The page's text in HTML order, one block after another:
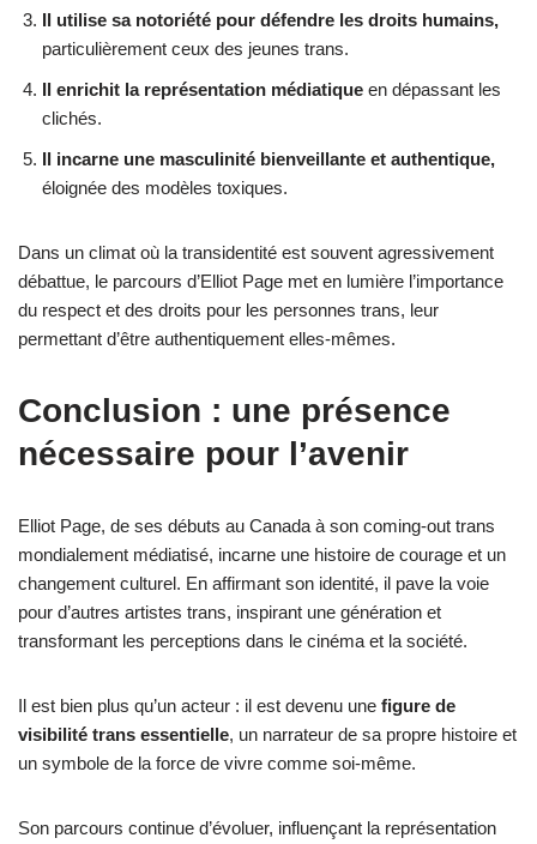
Il utilise sa notoriété pour défendre les droits humains,
particulièrement ceux des jeunes trans.
Il enrichit la représentation médiatique en dépassant les
clichés.
Il incarne une masculinité bienveillante et authentique,
éloignée des modèles toxiques.
Dans un climat où la transidentité est souvent agressivement
débattue, le parcours d’Elliot Page met en lumière l’importance
du respect et des droits pour les personnes trans, leur
permettant d’être authentiquement elles-mêmes.
Conclusion : une présence
nécessaire pour l’avenir
Elliot Page, de ses débuts au Canada à son coming-out trans
mondialement médiatisé, incarne une histoire de courage et un
changement culturel. En affirmant son identité, il pave la voie
pour d’autres artistes trans, inspirant une génération et
transformant les perceptions dans le cinéma et la société.
Il est bien plus qu’un acteur : il est devenu une figure de
visibilité trans essentielle, un narrateur de sa propre histoire et
un symbole de la force de vivre comme soi-même.
Son parcours continue d’évoluer, influençant la représentation